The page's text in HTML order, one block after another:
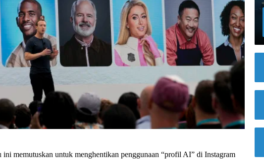
ini memutuskan untuk menghentikan penggunaan “profil AI” di Instagram